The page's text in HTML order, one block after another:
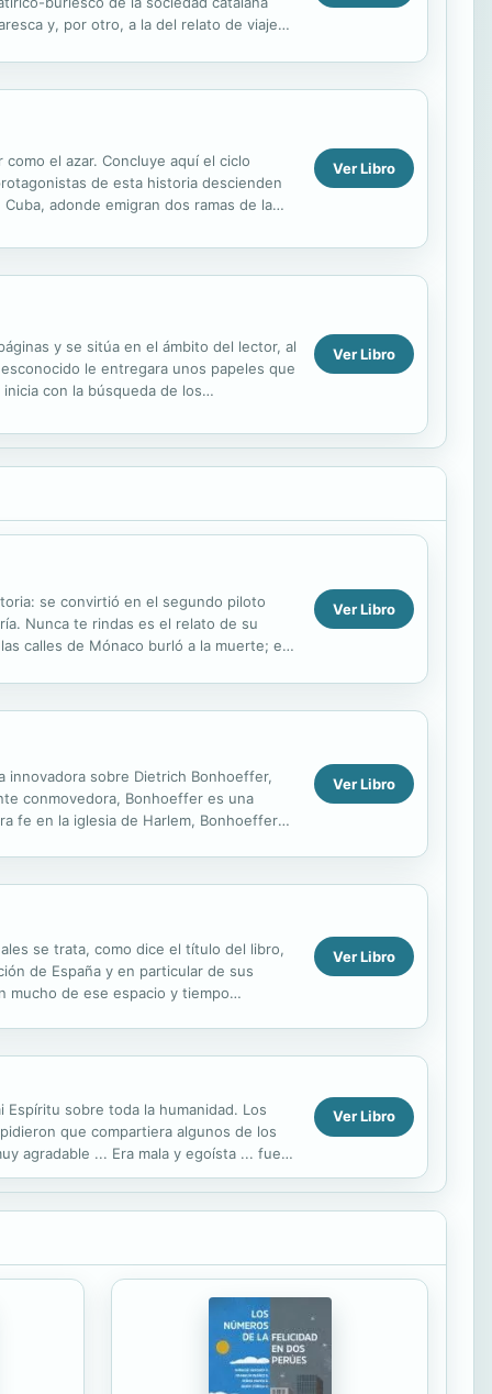
y, por otro, a la del relato de viajes.
como el azar. Concluye aquí el ciclo
de esta historia descienden
adonde emigran dos ramas de la
Ver Libro
y se sitúa en el ámbito del lector, al
le entregara unos papeles que
con la búsqueda de los
Ver Libro
se convirtió en el segundo piloto
Nunca te rindas es el relato de su
calles de Mónaco burló a la muerte; el
Ver Libro
innovadora sobre Dietrich Bonhoeffer,
conmovedora, Bonhoeffer es una
fe en la iglesia de Harlem, Bonhoeffer
Ver Libro
se trata, como dice el título del libro,
de España y en particular de sus
mucho de ese espacio y tiempo
Ver Libro
sobre toda la humanidad. Los
que compartiera algunos de los
agradable ... Era mala y egoísta ... fue
Ver Libro